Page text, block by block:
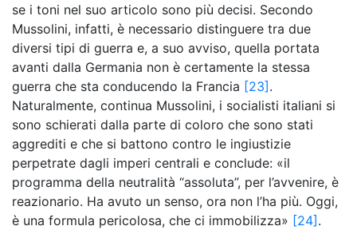
se i toni nel suo articolo sono più decisi. Secondo
Mussolini, infatti, è necessario distinguere tra due
diversi tipi di guerra e, a suo avviso, quella portata
avanti dalla Germania non è certamente la stessa
guerra che sta conducendo la Francia [23].
Naturalmente, continua Mussolini, i socialisti italiani si
sono schierati dalla parte di coloro che sono stati
aggrediti e che si battono contro le ingiustizie
perpetrate dagli imperi centrali e conclude: «il
programma della neutralità “assoluta”, per l’avvenire, è
reazionario. Ha avuto un senso, ora non l’ha più. Oggi,
è una formula pericolosa, che ci immobilizza» [24].